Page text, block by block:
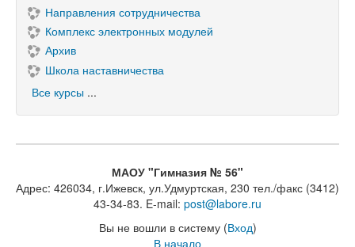
Направления сотрудничества
Комплекс электронных модулей
Архив
Школа наставничества
Все курсы ...
МАОУ "Гимназия № 56"
Адрес: 426034, г.Ижевск, ул.Удмуртская, 230 тел./факс (3412)
43-34-83. E-mail: post@labore.ru
Вы не вошли в систему (Вход)
В начало